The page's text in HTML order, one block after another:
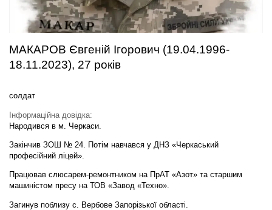
МАКАРОВ Євгеній Ігорович (19.04.1996-
18.11.2023), 27 років
солдат
Інформаційна довідка:
Народився в м. Черкаси.
Закінчив ЗОШ № 24. Потім навчався у ДНЗ «Черкаський
професійний ліцей».
Працював слюсарем-ремонтником на ПрАТ «Азот» та старшим
машиністом пресу на ТОВ «Завод «Техно».
Загинув поблизу с. Вербове Запорізької області.